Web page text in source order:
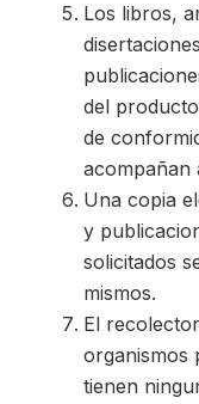
Los libros,
del
de
acompañan
Una copia
y
solicitados
mismos.
El
organismos
tienen